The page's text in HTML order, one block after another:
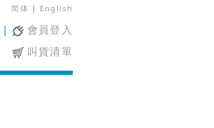
简体 | English
|
會員登入
叫貨清單